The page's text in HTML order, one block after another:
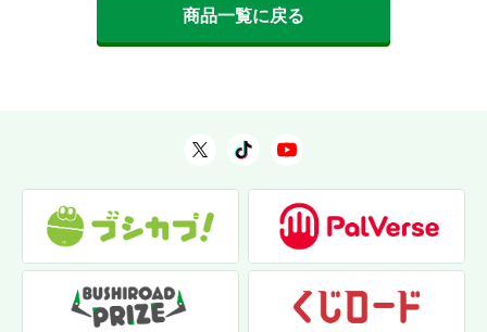
商品一覧に戻る